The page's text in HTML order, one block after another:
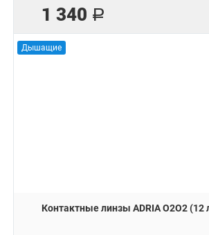
1 340 Р
Дышащие
Контактные линзы ADRIA O2O2 (12